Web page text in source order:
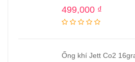
499,000 ₫
Ống khí Jett Co2